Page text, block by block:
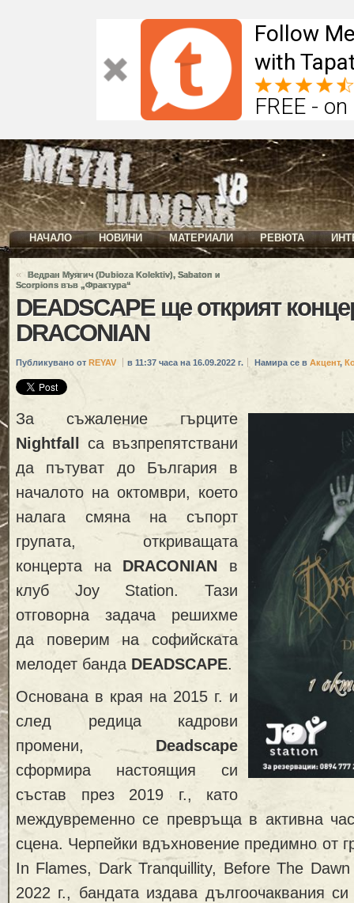
Follow
with
FREE -
НАЧАЛО НОВИНИ МАТЕРИАЛИ РЕВЮТА
«
Ведран Муягич (Dubioza Kolektiv), Sabaton и
Scorpions във „Фрактура“
DEADSCAPE ще открият
DRACONIAN
Публикувано от REYAV в 11:37 часа на 16.09.2022 г. Намира се в Акцент,
За съжаление гърците
Nightfall
са възпрепятствани
да пътуват до България в
началото на октомври, което
налага смяна на съпорт
групата, откриващата
концерта на DRACONIAN в
клуб Joy Station. Тази
отговорна задача решихме
да поверим на софийската
мелодет банда DEADSCAPE.
Основана в края на 2015 г. и
след редица кадрови
промени, Deadscape
сформира настоящия си
състав през 2019 г., като
междувременно се превръща в активна
сцена. Черпейки вдъхновение предимно от
In Flames, Dark Tranquillity, Before The
2022 г., бандата издава дългоочаквания